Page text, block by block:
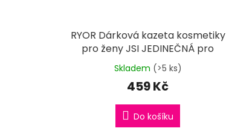
RYOR Dárková kazeta kosmetiky
pro ženy JSI JEDINEČNÁ pro
každý den
Skladem (>5 ks)
459 Kč
Do košíku